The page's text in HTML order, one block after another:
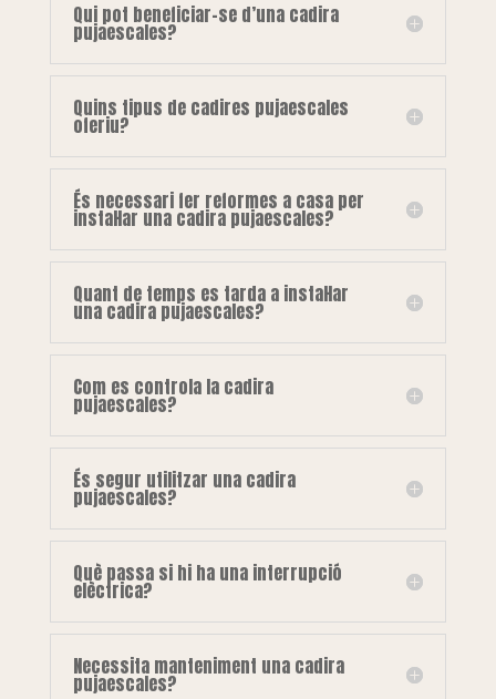
Qui pot beneficiar-se d’una cadira
pujaescales?
Quins tipus de cadires pujaescales
oferiu?
És necessari fer reformes a casa per
instal·lar una cadira pujaescales?
Quant de temps es tarda a instal·lar
una cadira pujaescales?
Com es controla la cadira
pujaescales?
És segur utilitzar una cadira
pujaescales?
Què passa si hi ha una interrupció
elèctrica?
Necessita manteniment una cadira
pujaescales?